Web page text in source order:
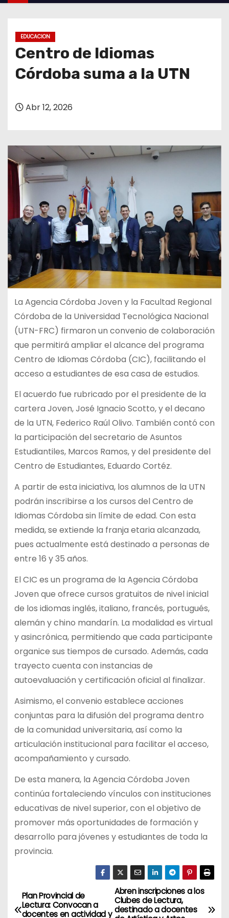
o
EDUCACION
Centro de Idiomas
Córdoba suma a la UTN
Abr 12, 2026
La Agencia Córdoba Joven y la Facultad Regional
Córdoba de la Universidad Tecnológica Nacional
(UTN-FRC) firmaron un convenio de colaboración
que permitirá ampliar el alcance del programa
Centro de Idiomas Córdoba (CIC), facilitando el
acceso a estudiantes de esa casa de estudios.
El acuerdo fue rubricado por el presidente de la
cartera Joven, José Ignacio Scotto, y el decano
de la UTN, Federico Raúl Olivo. También contó con
la participación del secretario de Asuntos
Estudiantiles, Marcos Ramos, y del presidente del
Centro de Estudiantes, Eduardo Cortéz.
A partir de esta iniciativa, los alumnos de la UTN
podrán inscribirse a los cursos del Centro de
Idiomas Córdoba sin límite de edad. Con esta
medida, se extiende la franja etaria alcanzada,
pues actualmente está destinado a personas de
entre 16 y 35 años.
El CIC es un programa de la Agencia Córdoba
Joven que ofrece cursos gratuitos de nivel inicial
de los idiomas inglés, italiano, francés, portugués,
alemán y chino mandarín. La modalidad es virtual
y asincrónica, permitiendo que cada participante
organice sus tiempos de cursado. Además, cada
trayecto cuenta con instancias de
autoevaluación y certificación oficial al finalizar.
Asimismo, el convenio establece acciones
conjuntas para la difusión del programa dentro
de la comunidad universitaria, así como la
articulación institucional para facilitar el acceso,
acompañamiento y cursado.
De esta manera, la Agencia Córdoba Joven
continúa fortaleciendo vínculos con instituciones
educativas de nivel superior, con el objetivo de
promover más oportunidades de formación y
desarrollo para jóvenes y estudiantes de toda la
provincia.
N
Abren inscripciones a los
Clubes de Lectura,
destinado a docentes
Plan Provincial de
Lectura: Convocan a
docentes en actividad y